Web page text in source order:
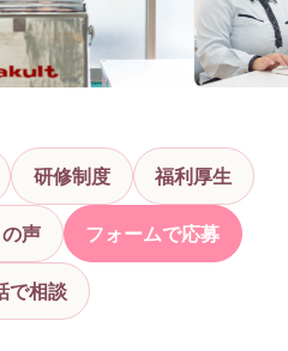
研修制度 福利厚生
声 フォームで応募
で相談